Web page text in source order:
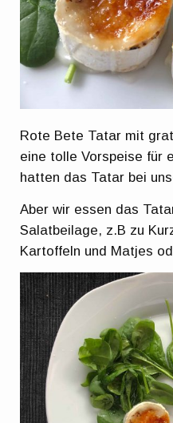
Rote Bete Tatar mit
eine tolle Vorspeise für
hatten das Tatar bei
Aber wir essen das
Salatbeilage, z.B zu
Kartoffeln und Matjes